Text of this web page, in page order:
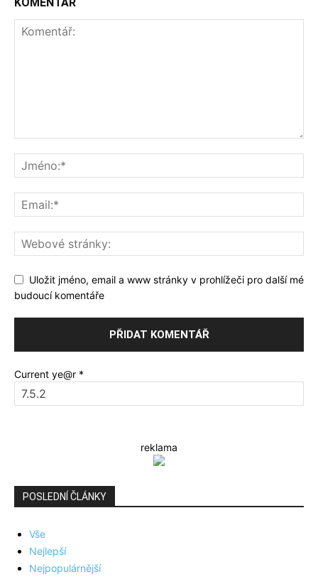
Uložit jméno, email a www stránky v prohlížeči pro další mé
budoucí komentáře
Current ye@r *
reklama
POSLEDNÍ ČLÁNKY
Vše
Nejlepší
Nejpopulárnější